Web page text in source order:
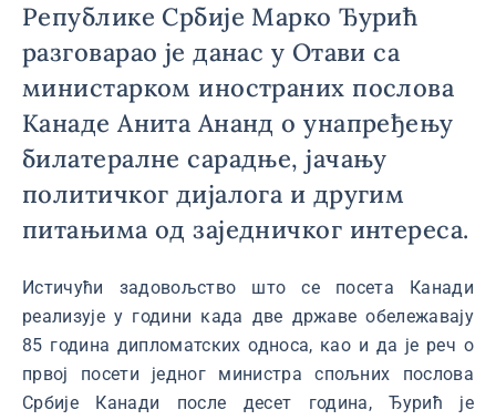
Републике Србије Марко Ђурић
разговарао је данас у Отави са
министарком иностраних послова
Канаде Анита Ананд о унапређењу
билатералне сарадње, јачању
политичког дијалога и другим
питањима од заједничког интереса.
Истичући задовољство што се посета Канади
реализује у години када две државе обележавају
85 година дипломатских односа, као и да је реч о
првој посети једног министра спољних послова
Србије Канади после десет година, Ђурић је